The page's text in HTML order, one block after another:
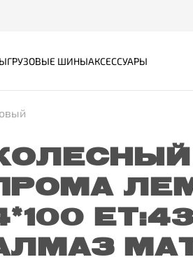
ГРУЗОВЫЕ ШИНЫАКСЕССУАРЫ